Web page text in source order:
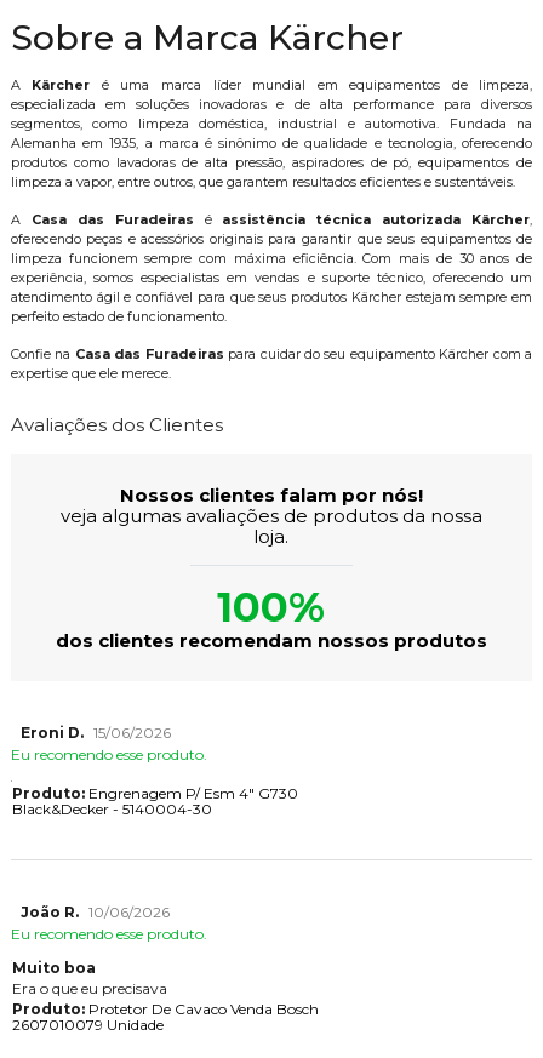
Sobre a Marca Kärcher
A Kärcher é uma marca líder mundial em equipamentos de limpeza,
especializada em soluções inovadoras e de alta performance para diversos
segmentos, como limpeza doméstica, industrial e automotiva. Fundada na
Alemanha em 1935, a marca é sinônimo de qualidade e tecnologia, oferecendo
produtos como lavadoras de alta pressão, aspiradores de pó, equipamentos de
limpeza a vapor, entre outros, que garantem resultados eficientes e sustentáveis.
A Casa das Furadeiras é assistência técnica autorizada Kärcher
oferecendo peças e acessórios originais para garantir que seus equipamentos de
limpeza funcionem sempre com máxima eficiência. Com mais de 30 anos de
experiência, somos especialistas em vendas e suporte técnico, oferecendo um
atendimento ágil e confiável para que seus produtos Kärcher estejam sempre em
perfeito estado de funcionamento.
Confie na Casa das Furadeiras para cuidar do seu equipamento Kärcher com a
expertise que ele merece.
Avaliações dos Clientes
Nossos clientes falam por nós!
veja algumas avaliações de produtos da nossa
loja.
100%
dos clientes recomendam nossos produtos
Eroni D. 15/06/2026
Eu recomendo esse produto.
Produto:Engrenagem P/ Esm 4" G730
Black&Decker - 5140004-30
João R. 10/06/2026
Eu recomendo esse produto.
Muito boa
Era o que eu precisava
Produto:Protetor De Cavaco Venda Bosch
2607010079 Unidade